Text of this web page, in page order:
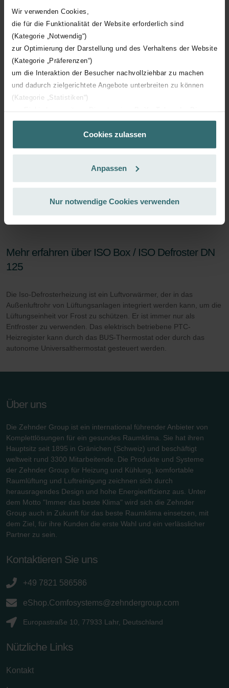
Wir verwenden Cookies,
die für die Funktionalität der Website erforderlich sind
(Kategorie „Notwendig“)
zur Optimierung der Darstellung und des Verhaltens der Website
(Kategorie „Präferenzen“)
um die Interaktion der Besucher nachvollziehbar zu machen
und dadurch zielgerichtete Angebote unterbreiten zu können
(Kategorie „Statistiken“)
(Kategorie „Marketing“)
Über „Details zeigen“ bzw. die Datenschutzerklärung erhalten
Sie weitere Informationen. Durch die Auswahl der Kategorie
der Auswahl von „Statistiken“ willigen Sie ein, dass wir Ihren
Besuchsverlauf auf unserer Website verwenden, um Ihnen die
maßgeschneiderte Informationen basierend auf Ihren Interessen
Datenschutzerklärung der Zehnder Group
Zehnder Group België nv/sa: Déclarations de confidentialité
Zehnder Group Czech Republic s.r.o.: Zásady ochrany
osobních údajů
Zehnder Group France: Protection des données
Zehnder Group Ibérica SAU: Política de privacidad
Zehnder Group Sales International: Privacy Policy
Zehnder Polska Sp. z o.o.: Oświadczenie o ochronie
danych Zehnder
Zehnder Group UK Limited: Privacy Policy
Zehnder Group Deutschland GmbH
Cookies zulassen
Anpassen
Nur notwendige Cookies verwenden
19.64 23.11
exkl. Versandgebühren
Abonnieren
Mehr erfahren über ISO Box / ISO Defroster DN
125
Die Iso-Defrosterheizung ist ein Luftvorwärmer, der in das
Außenluftrohr von Lüftungsanlagen integriert werden kann, um die
Lüftungseinheit vor Frost zu schützen. Er ist immer nur als
Entfroster zu verwenden. Das elektrisch betriebene PTC-
Heizregister kann durch das BUS-Thermostat oder durch das
autonome Universalthermostat gesteuert werden.
Über uns
Die Zehnder Group ist ein international führender Anbieter von
Komplettlösungen für ein gesundes Raumklima. Sie hat ihren
Hauptsitz seit 1895 in Gränichen (Schweiz) und beschäftigt
weltweit rund 3300 Mitarbeitende. Die Produkte und Systeme
der Zehnder Group für Heizung und Kühlung, komfortable
Raumlüftung und Luftreinigung zeichnen sich durch
herausragendes Design und hohe Energieeffizienz aus. Unter
dem Motto "Immer das beste Klima" wird sich die Zehnder
Group auch in Zukunft für das beste Raumklima einsetzen, mit
dem Ziel, für ihre Kunden die erste Wahl und ein verlässlicher
Partner zu sein.
Kontaktieren Sie uns
+49 7821 586586
eShop.Comfosystems@zehndergroup.com
Europastraße 10, 77933 Lahr, Deutschland
Nützliche Links
Kontakt